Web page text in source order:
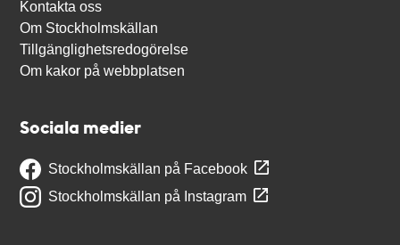
Kontakta oss
Om Stockholmskällan
Tillgänglighetsredogörelse
Om kakor på webbplatsen
Sociala medier
Stockholmskällan på Facebook
Stockholmskällan på Instagram